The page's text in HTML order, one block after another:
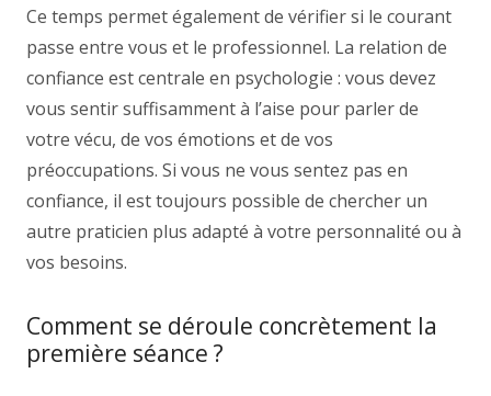
Ce temps permet également de vérifier si le courant
passe entre vous et le professionnel. La relation de
confiance est centrale en psychologie : vous devez
vous sentir suffisamment à l’aise pour parler de
votre vécu, de vos émotions et de vos
préoccupations. Si vous ne vous sentez pas en
confiance, il est toujours possible de chercher un
autre praticien plus adapté à votre personnalité ou à
vos besoins.
Comment se déroule concrètement la
première séance ?